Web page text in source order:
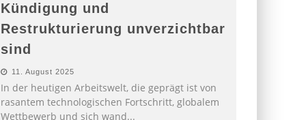
Kündigung und
Restrukturierung unverzichtbar
sind
11. August 2025
In der heutigen Arbeitswelt, die geprägt ist von
rasantem technologischen Fortschritt, globalem
Wettbewerb und sich wand...